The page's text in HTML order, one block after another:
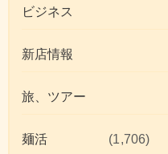
ビジネス
新店情報
旅、ツアー
麺活 (1,706)